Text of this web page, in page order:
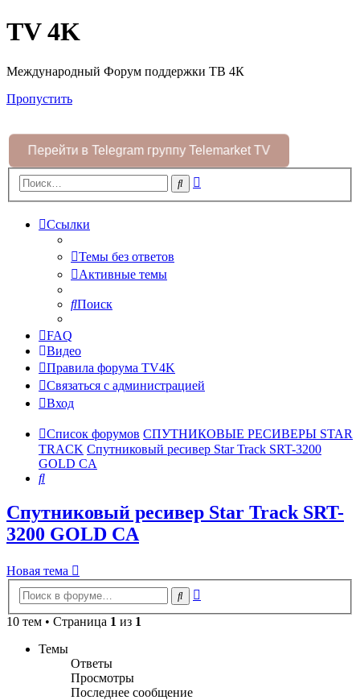
TV 4K
Международный Форум поддержки ТВ 4К
Пропустить
Перейти в Telegram группу Telemarket TV
Поиск
Ссылки
Темы без ответов
Активные темы
Поиск
FAQ
Видео
Правила форума TV4K
Связаться с администрацией
Вход
Список форумов СПУТНИКОВЫЕ РЕСИВЕРЫ STAR
TRACK Спутниковый ресивер Star Track SRT-3200
GOLD CA
Поиск
Спутниковый ресивер Star Track SRT-
3200 GOLD CA
Новая тема
Поиск
10 тем • Страница 1 из 1
Темы
Ответы
Просмотры
Последнее сообщение